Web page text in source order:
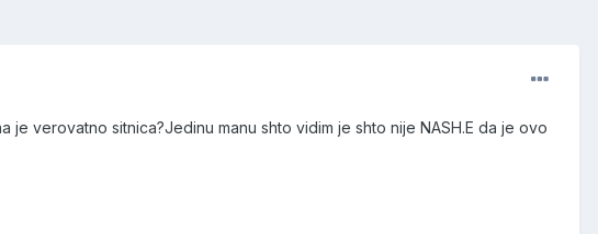
je verovatno sitnica?Jedinu manu shto vidim je shto nije NASH.E da je ovo